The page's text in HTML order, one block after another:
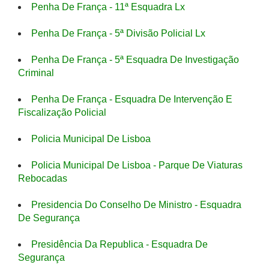
Penha De França - 11ª Esquadra Lx
Penha De França - 5ª Divisão Policial Lx
Penha De França - 5ª Esquadra De Investigação
Criminal
Penha De França - Esquadra De Intervenção E
Fiscalização Policial
Policia Municipal De Lisboa
Policia Municipal De Lisboa - Parque De Viaturas
Rebocadas
Presidencia Do Conselho De Ministro - Esquadra
De Segurança
Presidência Da Republica - Esquadra De
Segurança